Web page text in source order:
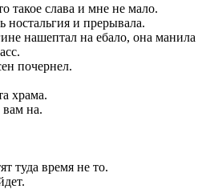
такое слава и мне не мало.
ностальгия и прерывала.
нашептал на ебало, она манила
почернел.
храма.
вам на.
туда время не то.